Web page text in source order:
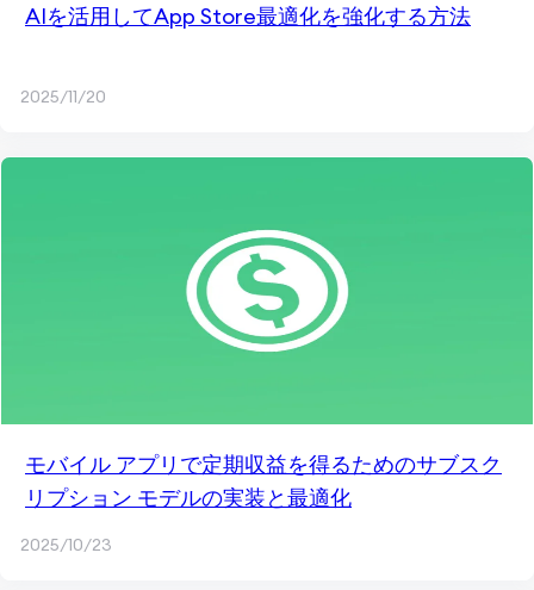
AIを活用してApp Store最適化を強化する方法
2025/11/20
モバイル アプリで定期収益を得るためのサブスク
リプション モデルの実装と最適化
2025/10/23